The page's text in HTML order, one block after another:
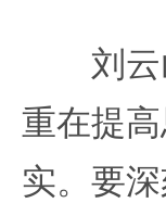
刘云山
重在提
实。要